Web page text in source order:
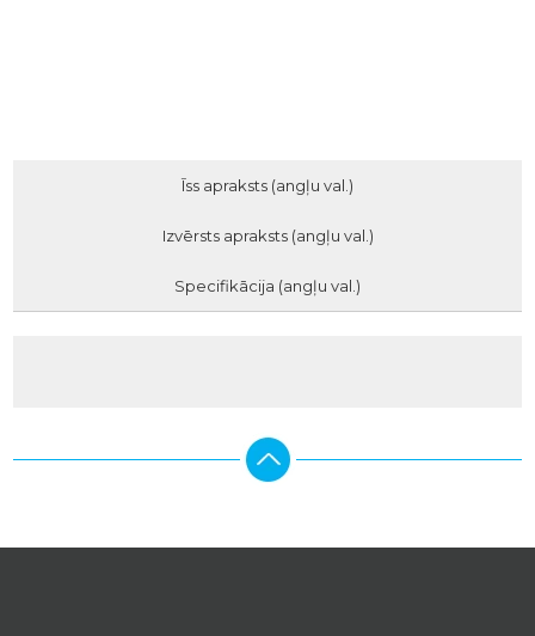
Īss apraksts (angļu val.)
Izvērsts apraksts (angļu val.)
Specifikācija (angļu val.)